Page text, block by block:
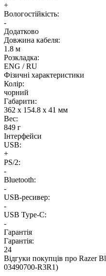
+
Вологостійкість:
-
Додатково
Довжина кабеля:
1.8 м
Розкладка:
ENG / RU
Фізичні характеристики
Колір:
чорний
Габарити:
362 х 154.8 х 41 мм
Вес:
849 г
Інтерфейси
USB:
+
PS/2:
-
Bluetooth:
-
USB-ресивер:
-
USB Type-C:
-
Гарантія
Гарантія:
24
Відгуки покупців про Razer
03490700-R3R1)